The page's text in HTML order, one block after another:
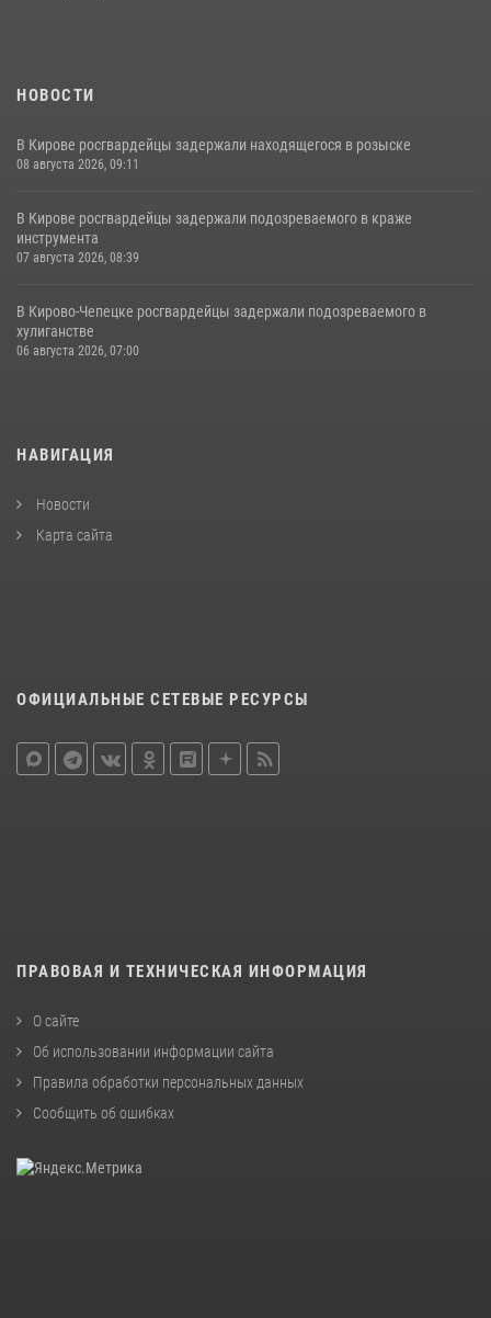
НОВОСТИ
В Кирове росгвардейцы задержали находящегося в розыске
08 августа 2026, 09:11
В Кирове росгвардейцы задержали подозреваемого в краже
инструмента
07 августа 2026, 08:39
В Кирово-Чепецке росгвардейцы задержали подозреваемого в
хулиганстве
06 августа 2026, 07:00
НАВИГАЦИЯ
Новости
Карта сайта
ОФИЦИАЛЬНЫЕ СЕТЕВЫЕ РЕСУРСЫ
ПРАВОВАЯ И ТЕХНИЧЕСКАЯ ИНФОРМАЦИЯ
О сайте
Об использовании информации сайта
Правила обработки персональных данных
Сообщить об ошибках